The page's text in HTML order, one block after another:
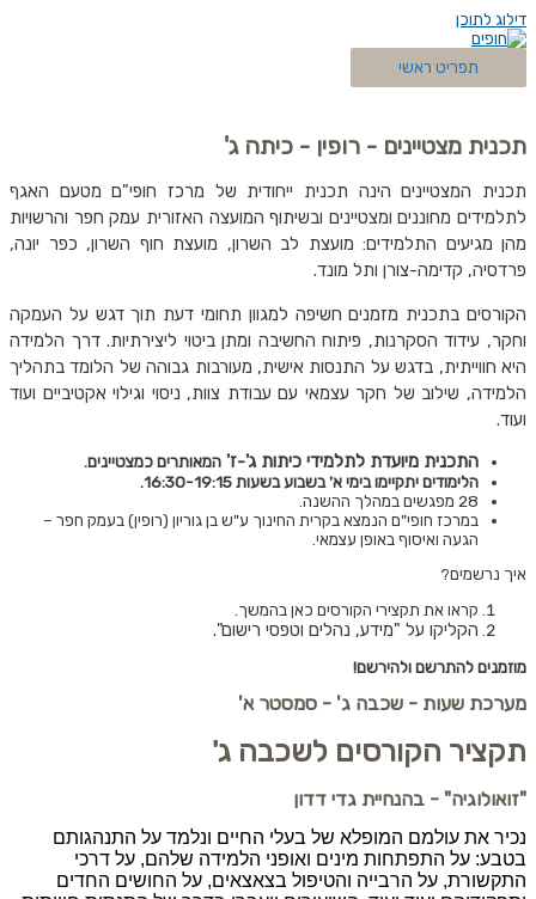
דילוג לתוכן
תפריט ראשי
תכנית מצטיינים - רופין - כיתה ג'
תכנית המצטיינים הינה תכנית ייחודית של מרכז חופי"ם מטעם האגף
לתלמידים מחוננים ומצטיינים ובשיתוף המועצה האזורית עמק חפר והרשויות
מהן מגיעים התלמידים: מועצת לב השרון, מועצת חוף השרון, כפר יונה,
פרדסיה, קדימה-צורן ותל מונד.
הקורסים בתכנית מזמנים חשיפה למגוון תחומי דעת תוך דגש על העמקה
וחקר, עידוד הסקרנות, פיתוח החשיבה ומתן ביטוי ליצירתיות. דרך הלמידה
היא חווייתית, בדגש על התנסות אישית, מעורבות גבוהה של הלומד בתהליך
הלמידה, שילוב של חקר עצמאי עם עבודת צוות, ניסוי וגילוי אקטיביים ועוד
ועוד.
התכנית מיועדת לתלמידי כיתות ג'-ז' המאותרים כמצטיינים.
הלימודים יתקיימו בימי א' בשבוע בשעות 16:30-19:15.
28 מפגשים במהלך ההשנה.
במרכז חופי"ם הנמצא בקרית החינוך ע"ש בן גוריון (רופין) בעמק חפר –
הגעה ואיסוף באופן עצמאי.
איך נרשמים?
קראו את תקצירי הקורסים כאן בהמשך.
הקליקו על "מידע, נהלים וטפסי רישום".
מוזמנים להתרשם ולהירשם!
מערכת שעות - שכבה ג' - סמסטר א'
תקציר הקורסים לשכבה ג'
"זואולוגיה" - בהנחיית גדי דדון
נכיר את עולמם המופלא של בעלי החיים ונלמד על התנהגותם
בטבע: על התפתחות מינים ואופני הלמידה שלהם, על דרכי
התקשורת, על הרבייה והטיפול בצאצאים, על החושים החדים